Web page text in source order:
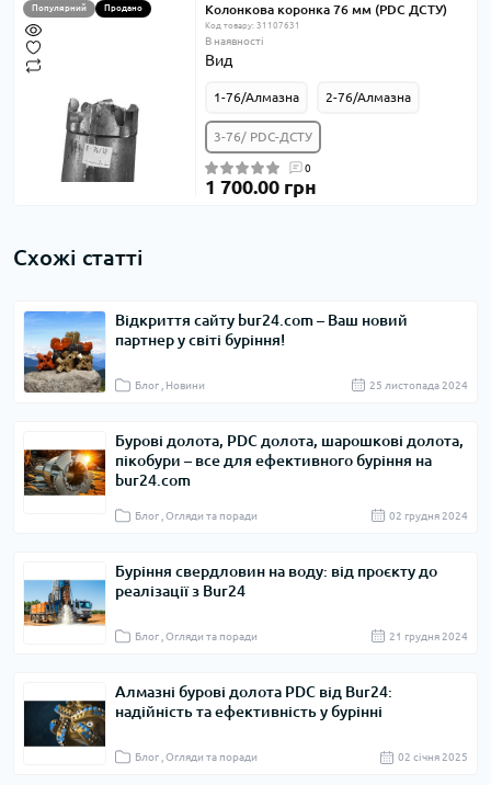
Популярний Продано Колонкова коронка 76 мм (PDC ДСТУ)
Код товару: 31107631
В наявності
Вид
1-76/Алмазна 2-76/Алмазна
3-76/ PDC-ДСТУ
0
1 700.00 грн
Схожі статті
Відкриття сайту bur24.com – Ваш новий
партнер у світі буріння!
Блог , Новини 25 листопада 2024
Бурові долота, PDC долота, шарошкові долота,
пікобури – все для ефективного буріння на
bur24.com
Блог , Огляди та поради 02 грудня 2024
Буріння свердловин на воду: від проєкту до
реалізації з Bur24
Блог , Огляди та поради 21 грудня 2024
Алмазні бурові долота PDC від Bur24:
надійність та ефективність у бурінні
Блог , Огляди та поради 02 cічня 2025